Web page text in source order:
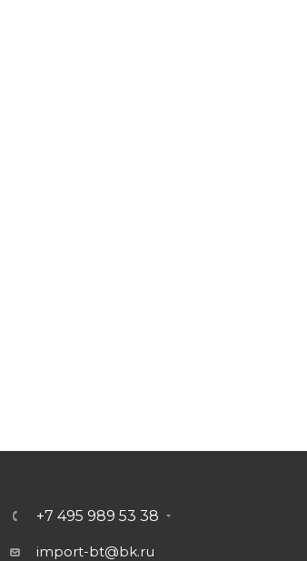
+7 495 989 53 38
import-bt@bk.ru